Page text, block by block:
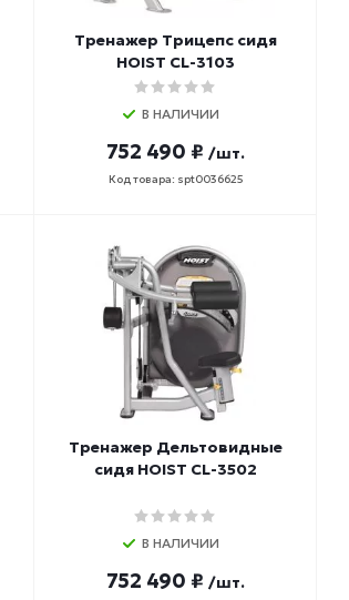
Тренажер Трицепс сидя
HOIST CL-3103
В НАЛИЧИИ
752 490 ₽ /шт.
Код товара: spt0036625
Тренажер Дельтовидные
сидя HOIST CL-3502
В НАЛИЧИИ
752 490 ₽ /шт.